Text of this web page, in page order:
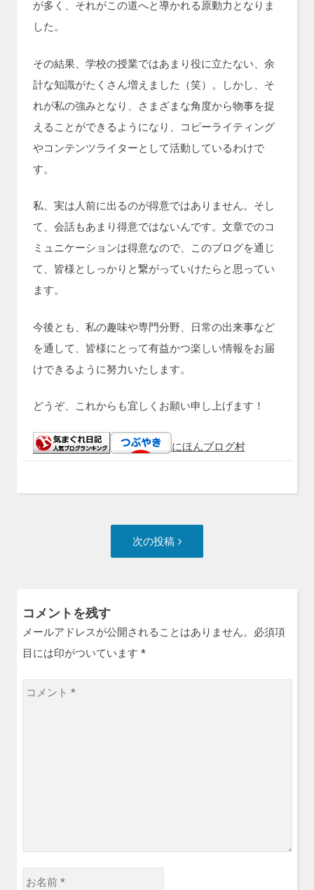
が多く、それがこの道へと導かれる原動力となりま
した。
その結果、学校の授業ではあまり役に立たない、余
計な知識がたくさん増えました（笑）。しかし、そ
れが私の強みとなり、さまざまな角度から物事を捉
えることができるようになり、コピーライティング
やコンテンツライターとして活動しているわけで
す。
私、実は人前に出るのが得意ではありません。そし
て、会話もあまり得意ではないんです。文章でのコ
ミュニケーションは得意なので、このブログを通じ
て、皆様としっかりと繋がっていけたらと思ってい
ます。
今後とも、私の趣味や専門分野、日常の出来事など
を通して、皆様にとって有益かつ楽しい情報をお届
けできるように努力いたします。
どうぞ、これからも宜しくお願い申し上げます！
にほんブログ村
ゲ
ー
シ
ン
次の投稿
の
コメントを残す
メールアドレスが公開されることはありません。必須項
目には印がついています *
コ
お